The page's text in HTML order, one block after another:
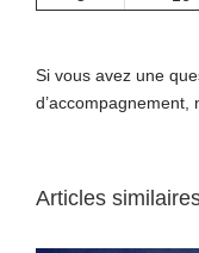
Si vous avez une
d’accompagnement,
Articles